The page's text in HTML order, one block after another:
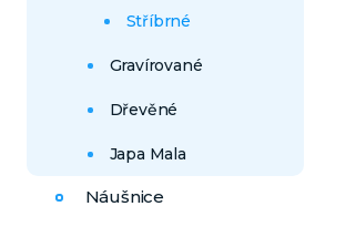
Stříbrné
Gravírované
Dřevěné
Japa Mala
Náušnice